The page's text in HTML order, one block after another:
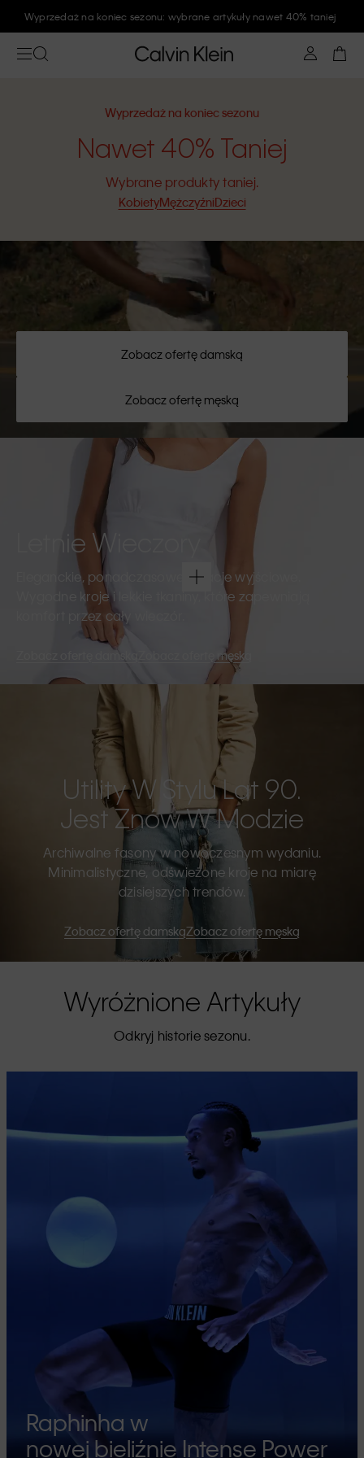
Wyprzedaż na koniec sezonu: wybrane artykuły nawet 40% taniej
Wyprzedaż na koniec sezonu
Nawet 40% Taniej
Wybrane produkty taniej.
KobietyMężczyźniDzieci
Zobacz ofertę damską
Zobacz ofertę męską
Letnie Wieczory
Eleganckie, ponadczasowe kreacje wyjściowe.
Wygodne kroje i lekkie tkaniny, które zapewniają
komfort przez cały wieczór.
Zobacz ofertę damską Zobacz ofertę męską
Utility W Stylu Lat 90.
Jest Znów W Modzie
Archiwalne fasony w nowoczesnym wydaniu.
Minimalistyczne, odświeżone kroje na miarę
dzisiejszych trendów.
Zobacz ofertę damskąZobacz ofertę męską
Wyróżnione Artykuły
Odkryj historie sezonu.
Raphinha w
nowej bieliźnie Intense Power